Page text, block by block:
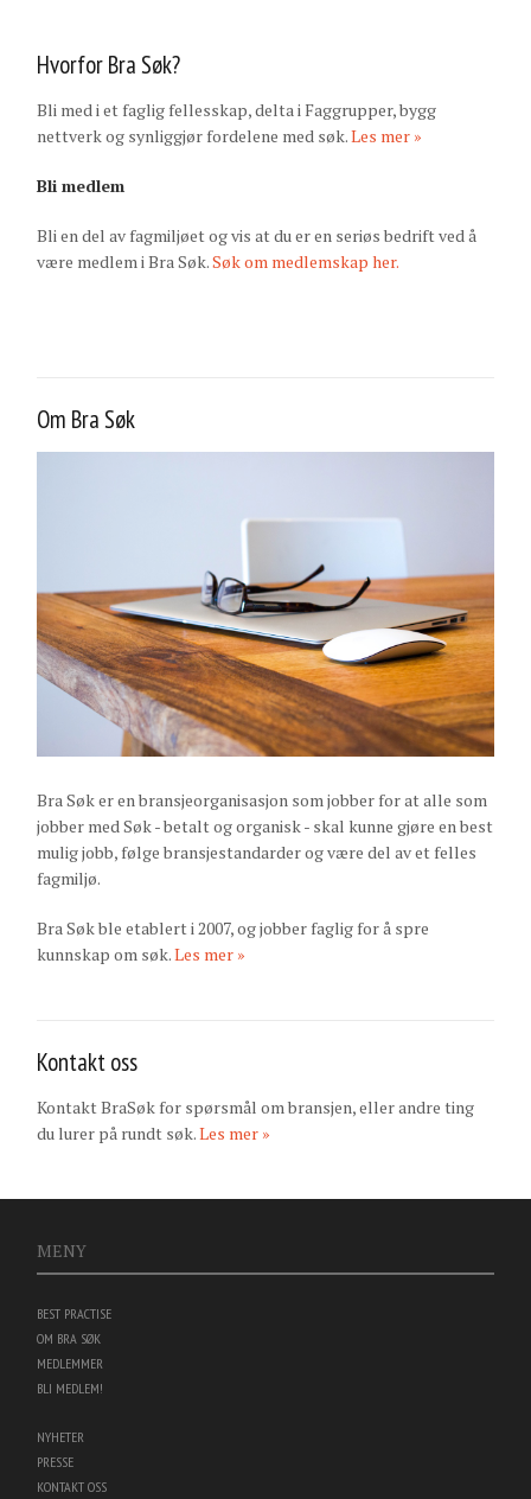
Hvorfor Bra Søk?
Bli med i et faglig fellesskap, delta i Faggrupper, bygg
nettverk og synliggjør fordelene med søk.Les mer »
Bli medlem
Bli en del av fagmiljøet og vis at du er en seriøs bedrift ved å
være medlem i Bra Søk.Søk om medlemskap her.
Om Bra Søk
Bra Søk er en bransjeorganisasjon som jobber for at alle som
jobber med Søk - betalt og organisk - skal kunne gjøre en best
mulig jobb, følge bransjestandarder og være del av et felles
fagmiljø.
Bra Søk ble etablert i 2007, og jobber faglig for å spre
kunnskap om søk.Les mer »
Kontakt oss
Kontakt BraSøk for spørsmål om bransjen, eller andre ting
du lurer på rundt søk.Les mer »
MENY
BEST PRACTISE
OM BRA SØK
MEDLEMMER
BLI MEDLEM!
NYHETER
PRESSE
KONTAKT OSS